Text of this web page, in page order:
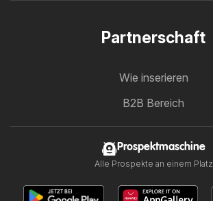
Partnerschaft
Wie inserieren
B2B Bereich
Prospektmaschine
Alle Prospekte an einem Platz